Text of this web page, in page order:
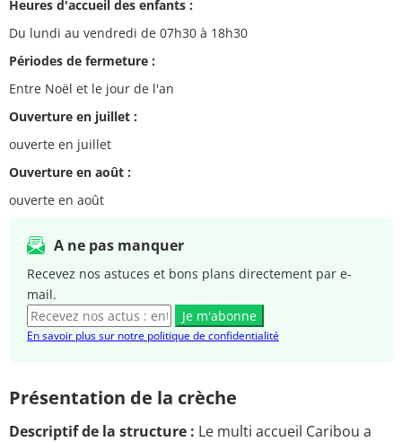
Heures d'accueil des enfants :
Du lundi au vendredi de 07h30 à 18h30
Périodes de fermeture :
Entre Noël et le jour de l'an
Ouverture en juillet :
ouverte en juillet
Ouverture en août :
ouverte en août
A ne pas manquer
Recevez nos astuces et bons plans directement par e-
mail.
Je m'abonne
En savoir plus sur notre politique de confidentialité
Présentation de la crèche
Descriptif de la structure : Le multi accueil Caribou a